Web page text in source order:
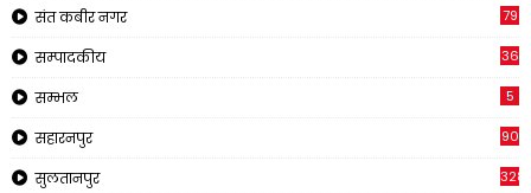
संत कबीर नगर 79
सम्पादकीय 36
सम्भल 5
सहारनपुर 90
सुलतानपुर 328